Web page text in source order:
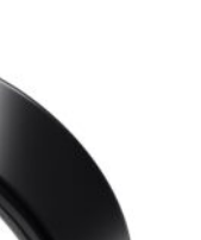
är:
1.989,00kr.